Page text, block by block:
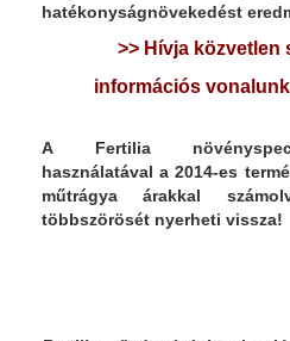
hatékonyságnövekedést
>> Hívja közvetlen
információs
A Fertilia
használatával a 2014-es
műtrágya árakkal
többszörösét nyerheti vissza!